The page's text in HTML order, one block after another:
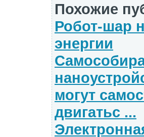
Похожие
Робот-шар
энергии
могут
двигатьс ...